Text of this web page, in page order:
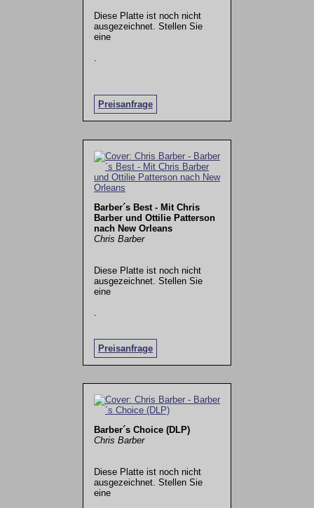
Diese Platte ist noch nicht
ausgezeichnet. Stellen Sie
eine
Preisanfrage
Barber´s Best - Mit Chris
Barber und Ottilie Patterson
nach New Orleans
Chris Barber
Diese Platte ist noch nicht
ausgezeichnet. Stellen Sie
eine
Preisanfrage
Barber´s Choice (DLP)
Chris Barber
Diese Platte ist noch nicht
ausgezeichnet. Stellen Sie
eine